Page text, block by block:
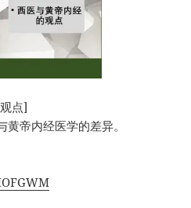
点]
帝内经医学的差异。